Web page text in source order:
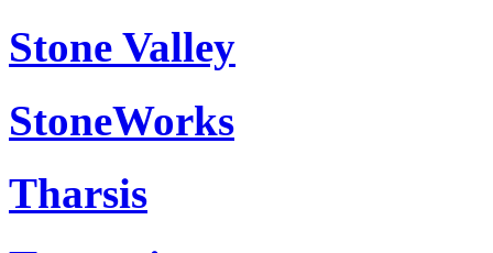
Stone Valley
StoneWorks
Tharsis